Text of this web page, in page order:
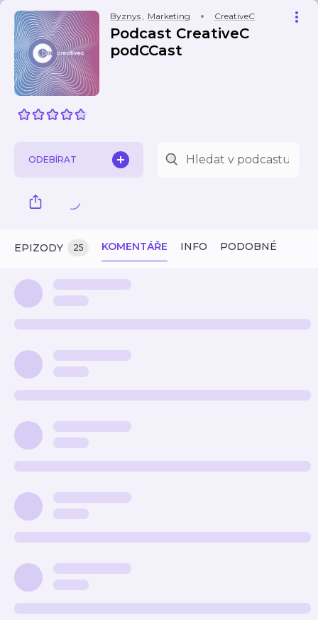
Byznys, Marketing CreativeC
Podcast CreativeC
podCCast
ODEBÍRAT
EPIZODY 25 KOMENTÁŘE INFO PODOBNÉ